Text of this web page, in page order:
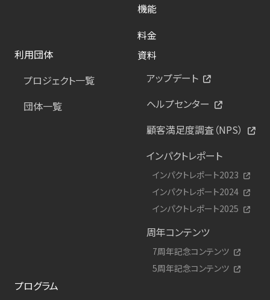
機能
料金
利用団体
プロジェクト一覧
団体一覧
資料
アップデート
ヘルプセンター
顧客満足度調査（NPS）
インパクトレポート
インパクトレポート2023
インパクトレポート2024
インパクトレポート2025
周年コンテンツ
7周年記念コンテンツ
5周年記念コンテンツ
プログラム